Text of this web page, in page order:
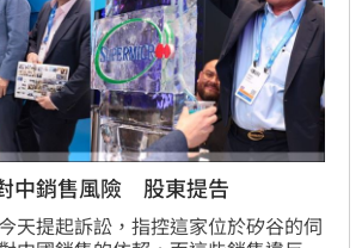
中銷售風險 股東提告
天提起訴訟，指控這家位於矽谷的伺